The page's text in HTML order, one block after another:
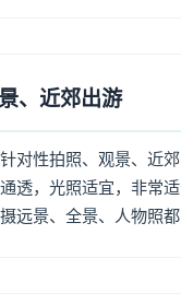
、近郊出游
对性拍照、观景、近
透，光照适宜，非常
远景、全景、人物照都